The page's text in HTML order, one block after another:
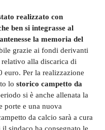
realizzato con
ben si integrasse al
la memoria del
grazie ai fondi derivanti
alla discarica di
euro. Per la realizzazione
lo storico campetto da
si è anche allenata la
porte e una nuova
da calcio sarà a cura